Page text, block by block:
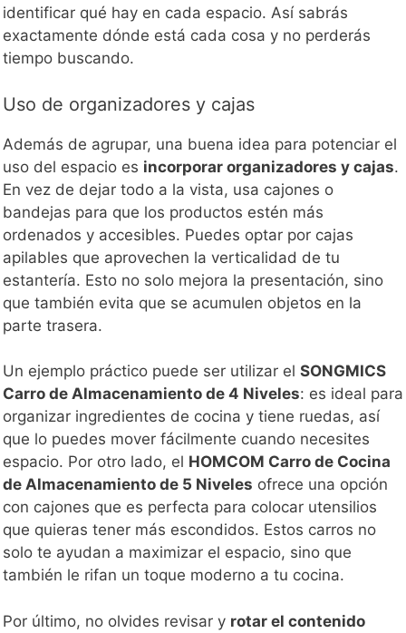
identificar qué hay en cada espacio. Así sabrás
exactamente dónde está cada cosa y no perderás
tiempo buscando.
Uso de organizadores y cajas
Además de agrupar, una buena idea para potenciar el
uso del espacio es incorporar organizadores y cajas.
En vez de dejar todo a la vista, usa cajones o
bandejas para que los productos estén más
ordenados y accesibles. Puedes optar por cajas
apilables que aprovechen la verticalidad de tu
estantería. Esto no solo mejora la presentación, sino
que también evita que se acumulen objetos en la
parte trasera.
Un ejemplo práctico puede ser utilizar el SONGMICS
Carro de Almacenamiento de 4 Niveles: es ideal para
organizar ingredientes de cocina y tiene ruedas, así
que lo puedes mover fácilmente cuando necesites
espacio. Por otro lado, el HOMCOM Carro de Cocina
de Almacenamiento de 5 Niveles ofrece una opción
con cajones que es perfecta para colocar utensilios
que quieras tener más escondidos. Estos carros no
solo te ayudan a maximizar el espacio, sino que
también le rifan un toque moderno a tu cocina.
Por último, no olvides revisar y rotar el contenido